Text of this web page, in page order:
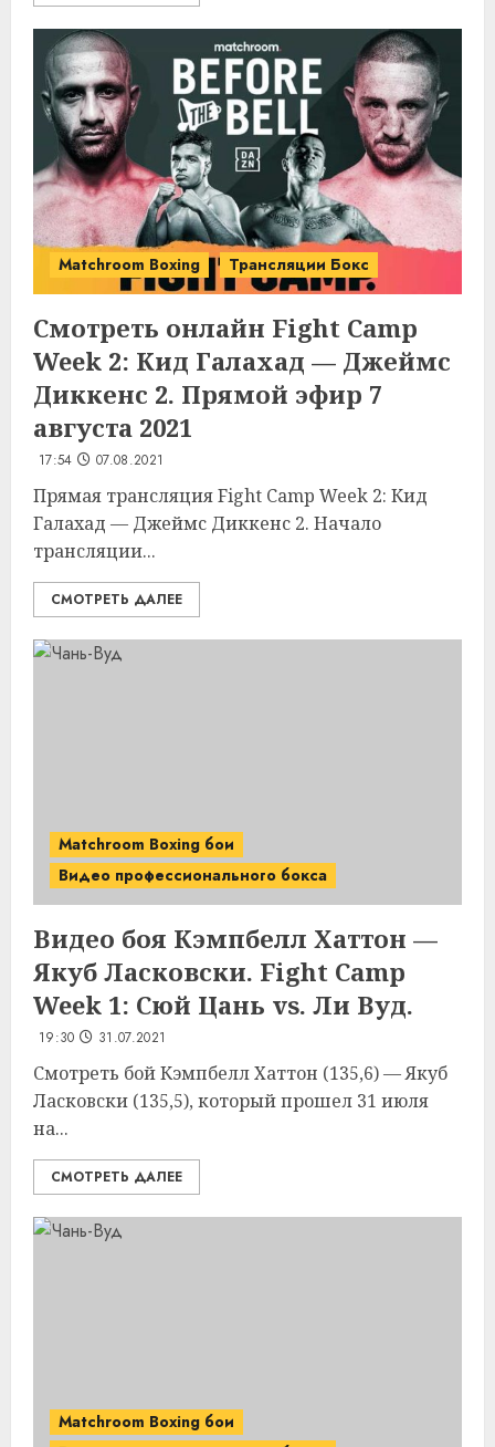
Matchroom Boxing Трансляции Бокс
Смотреть онлайн Fight Camp
Week 2: Кид Галахад — Джеймс
Диккенс 2. Прямой эфир 7
августа 2021
17:54 07.08.2021
Прямая трансляция Fight Camp Week 2: Кид
Галахад — Джеймс Диккенс 2. Начало
трансляции...
СМОТРЕТЬ ДАЛЕЕ
Matchroom Boxing бои
Видео профессионального бокса
Видео боя Кэмпбелл Хаттон —
Якуб Ласковски. Fight Camp
Week 1: Сюй Цань vs. Ли Вуд.
19:30 31.07.2021
Смотреть бой Кэмпбелл Хаттон (135,6) — Якуб
Ласковски (135,5), который прошел 31 июля
на...
СМОТРЕТЬ ДАЛЕЕ
Matchroom Boxing бои